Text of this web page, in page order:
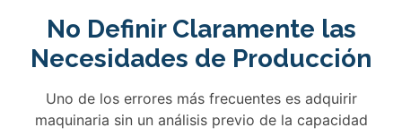
No Definir Claramente las
Necesidades de Producción
Uno de los errores más frecuentes es adquirir
maquinaria sin un análisis previo de la capacidad